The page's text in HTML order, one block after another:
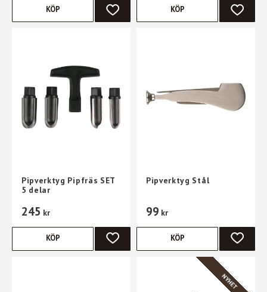
LÄGG TILL I FAVORITER
KÖP
LÄGG
KÖP
Pipverktyg Pipfräs SET
5 delar
245 kr
LÄGG TILL I FAVORITER
KÖP
Pipverktyg Stål
99 kr
LÄGG
KÖP
NYHET